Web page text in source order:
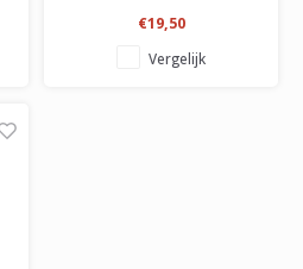
glanzend effect, en heeft een
antislip werking op de vloer.
Het geeft voeding aan de basis
€19,50
Vergelijk